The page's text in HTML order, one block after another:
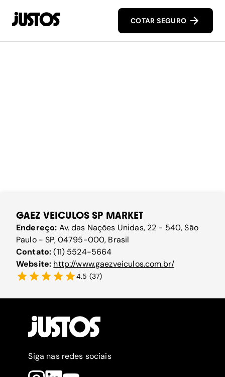
COTAR SEGURO
GAEZ VEICULOS SP MARKET
Endereço: Av. das Nações Unidas, 22 - 540, São
Paulo - SP, 04795-000, Brasil
Contato:(11) 5524-5664
Website: http://www.gaezveiculos.com.br/
4.5 (37)
Siga nas redes sociais